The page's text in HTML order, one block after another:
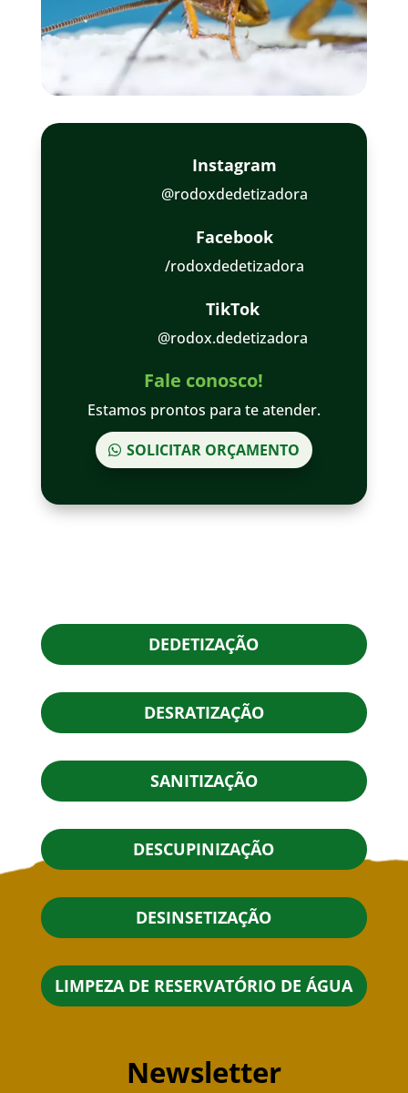
▶ Ver Reel
Dedetização eficiente
Instagram
@rodoxdedetizadora
Facebook
/rodoxdedetizadora
TikTok
@rodox.dedetizadora
Fale conosco!
Estamos prontos para te atender.
SOLICITAR ORÇAMENTO
DEDETIZAÇÃO
DESRATIZAÇÃO
SANITIZAÇÃO
DESCUPINIZAÇÃO
DESINSETIZAÇÃO
LIMPEZA DE RESERVATÓRIO DE ÁGUA
Newsletter